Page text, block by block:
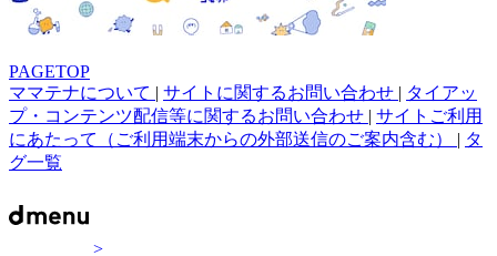
PAGETOP
ママテナについて | サイトに関するお問い合わせ | タイアッ
プ・コンテンツ配信等に関するお問い合わせ | サイトご利用
にあたって（ご利用端末からの外部送信のご案内含む） | タ
グ一覧
>